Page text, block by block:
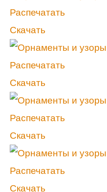
Распечатать
Скачать
Распечатать
Скачать
Распечатать
Скачать
Распечатать
Скачать